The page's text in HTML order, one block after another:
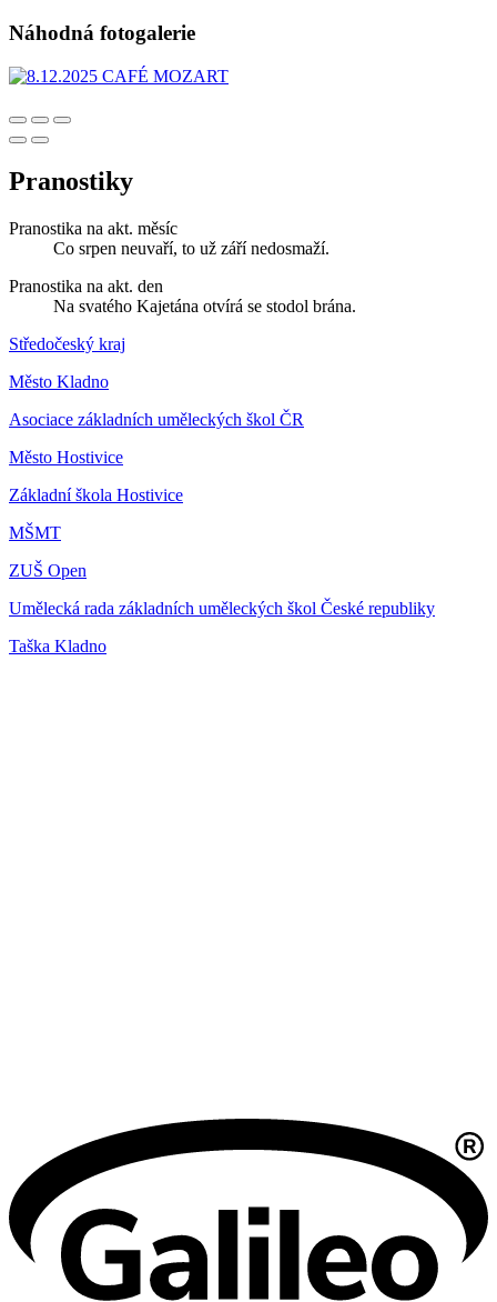
Náhodná fotogalerie
Pranostiky
Pranostika na akt. měsíc
Co srpen neuvaří, to už září nedosmaží.
Pranostika na akt. den
Na svatého Kajetána otvírá se stodol brána.
Středočeský kraj
Město Kladno
Asociace základních uměleckých škol ČR
Město Hostivice
Základní škola Hostivice
MŠMT
ZUŠ Open
Umělecká rada základních uměleckých škol České republiky
Taška Kladno